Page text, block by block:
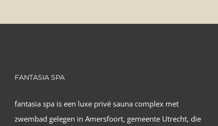
FANTASIA SPA
fantasia spa is een luxe privé sauna complex met
zwembad gelegen in Amersfoort, gemeente Utrecht, die